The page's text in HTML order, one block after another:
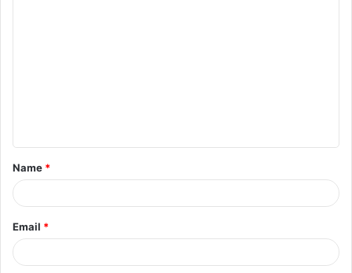
t
*
Name *
Email *